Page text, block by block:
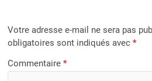
Votre adresse e-mail ne sera pas
obligatoires sont indiqués avec*
Commentaire*